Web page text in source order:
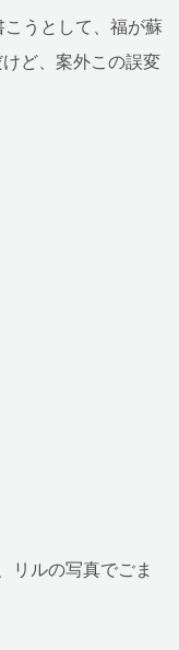
うとして、福が蘇
ど、案外この誤変
リルの写真でごま